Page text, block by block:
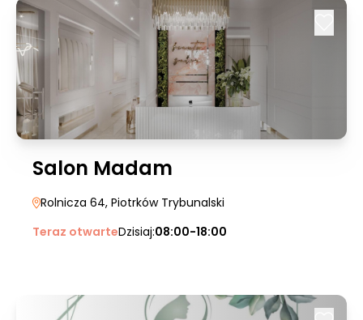
Salon Madam
Rolnicza 64, Piotrków Trybunalski
Teraz otwarteDzisiaj:08:00-18:00